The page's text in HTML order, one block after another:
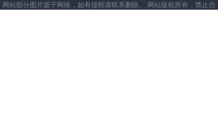
网站部分图片源于网络，如有侵权请联系删除。 网站版权所有，禁止仿